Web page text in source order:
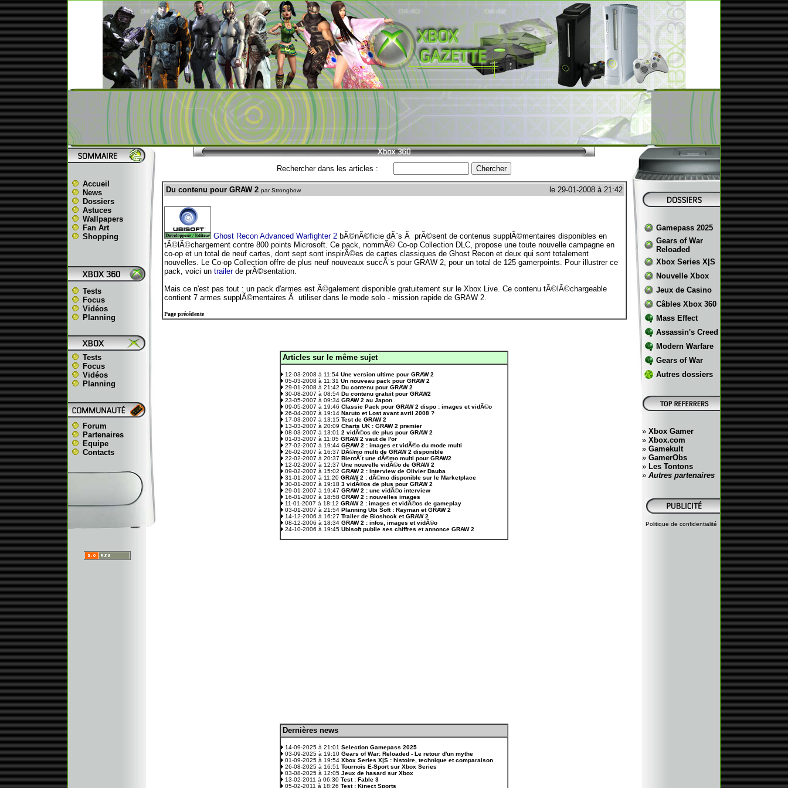
Accueil
News
Dossiers
Astuces
Wallpapers
Fan Art
Shopping
Tests
Focus
Vidéos
Planning
Tests
Focus
Vidéos
Planning
Forum
Partenaires
Equipe
Contacts
Rechercher dans les articles :
Du contenu pour GRAW 2 par Strongbow le 29-01-2008 à 21:42
Ghost Recon Advanced Warfighter 2bÃ©nÃ©ficie dÃ¨s Ã prÃ©sent de contenus supplÃ©mentaires disponibles en
tÃ©lÃ©chargement contre 800 points Microsoft. Ce pack, nommÃ© Co-op Collection DLC, propose une toute nouvelle campagne en
co-op et un total de neuf cartes, dont sept sont inspirÃ©es de cartes classiques de Ghost Recon et deux qui sont totalement
nouvelles. Le Co-op Collection offre de plus neuf nouveaux succÃ¨s pour GRAW 2, pour un total de 125 gamerpoints. Pour illustrer ce
pack, voici un trailerde prÃ©sentation.
Mais ce n'est pas tout : un pack d'armes est Ã©galement disponible gratuitement sur le Xbox Live. Ce contenu tÃ©lÃ©chargeable
contient 7 armes supplÃ©mentaires Ã utiliser dans le mode solo - mission rapide de GRAW 2.
Page précédente
Articles sur le même sujet
12-03-2008 à 11:54 Une version ultime pour GRAW 2
05-03-2008 à 11:31 Un nouveau pack pour GRAW 2
29-01-2008 à 21:42 Du contenu pour GRAW 2
30-08-2007 à 08:54 Du contenu gratuit pour GRAW2
23-05-2007 à 09:34 GRAW 2 au Japon
09-05-2007 à 19:46 Classic Pack pour GRAW 2 dispo : images et vidÃ©o
26-04-2007 à 19:14 Naruto et Lost avant avril 2008 ?
17-03-2007 à 13:15 Test de GRAW 2
13-03-2007 à 20:09 Charts UK : GRAW 2 premier
08-03-2007 à 13:01 2 vidÃ©os de plus pour GRAW 2
01-03-2007 à 11:05 GRAW 2 vaut de l'or
27-02-2007 à 19:44 GRAW 2 : images et vidÃ©o du mode multi
26-02-2007 à 16:37 DÃ©mo multi de GRAW 2 disponible
22-02-2007 à 20:37 BientÃ´t une dÃ©mo multi pour GRAW2
12-02-2007 à 12:37 Une nouvelle vidÃ©o de GRAW 2
09-02-2007 à 15:02 GRAW 2 : Interview de Olivier Dauba
31-01-2007 à 11:20 GRAW 2 : dÃ©mo disponible sur le Marketplace
30-01-2007 à 19:18 3 vidÃ©os de plus pour GRAW 2
29-01-2007 à 19:47 GRAW 2 : une vidÃ©o interview
16-01-2007 à 18:58 GRAW 2 : nouvelles images
11-01-2007 à 18:12 GRAW 2 : images et vidÃ©os de gameplay
03-01-2007 à 21:54 Planning Ubi Soft : Rayman et GRAW 2
14-12-2006 à 16:27 Trailer de Bioshock et GRAW 2
08-12-2006 à 18:34 GRAW 2 : infos, images et vidÃ©o
24-10-2006 à 19:45 Ubisoft publie ses chiffres et annonce GRAW 2
Dernières news
14-09-2025 à 21:01 Selection Gamepass 2025
03-09-2025 à 19:10 Gears of War: Reloaded - Le retour d'un mythe
01-09-2025 à 19:54 Xbox Series X|S : histoire, technique et comparaison
26-08-2025 à 16:51 Tournois E-Sport sur Xbox Series
03-08-2025 à 12:05 Jeux de hasard sur Xbox
13-02-2011 à 06:30 Test : Fable 3
05-02-2011 à 18:26 Test : Kinect Sports
Gamepass 2025
Gears of War
Reloaded
Xbox Series X|S
Nouvelle Xbox
Jeux de Casino
Câbles Xbox 360
Mass Effect
Assassin's Creed
Modern Warfare
Gears of War
Autres dossiers
» Xbox Gamer
» Xbox.com
» Gamekult
» GamerObs
» Les Tontons
» Autres partenaires
Politique de confidentialité